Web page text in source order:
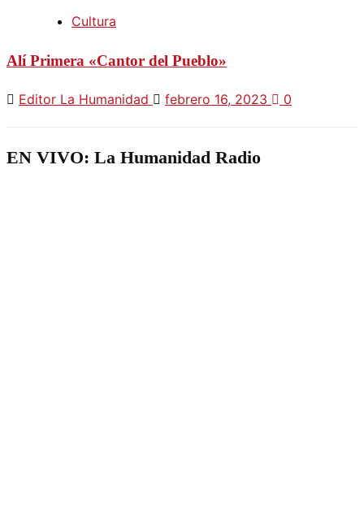
Cultura
Alí Primera «Cantor del Pueblo»
Editor La Humanidad febrero 16, 2023 0
EN VIVO: La Humanidad Radio